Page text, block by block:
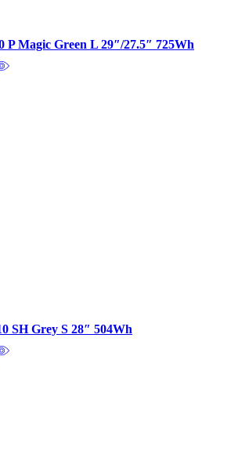
Magic Green L 29″/27.5″ 725Wh
SH Grey S 28″ 504Wh